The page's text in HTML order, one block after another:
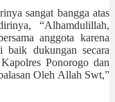
sangat bangga atas
“Alhamdulillah,
anggota karena
baik dukungan secara
Ponorogo dan
Oleh Allah Swt,”